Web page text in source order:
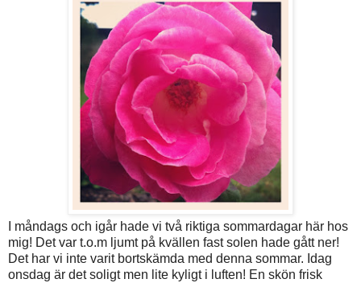
I måndags och igår hade vi två riktiga sommardagar här hos
mig! Det var t.o.m ljumt på kvällen fast solen hade gått ner!
Det har vi inte varit bortskämda med denna sommar. Idag
onsdag är det soligt men lite kyligt i luften! En skön frisk